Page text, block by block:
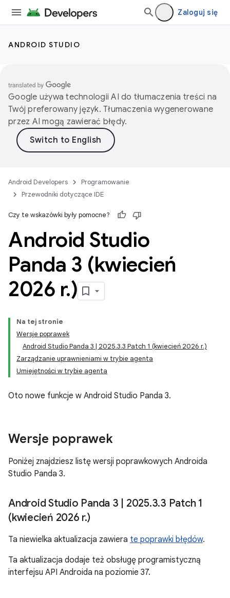
Zaloguj się
ANDROID STUDIO
Google używa technologii AI do tłumaczenia treści na
Twój preferowany język. Tłumaczenia wygenerowane
przez AI mogą zawierać błędy.
Android Developers
Programowanie
Przewodniki dotyczące IDE
Czy te wskazówki były pomocne?
Android Studio
Panda 3 (kwiecień
2026 r.)
Na tej stronie
Wersje poprawek
Android Studio Panda 3 | 2025.3.3 Patch 1 (kwiecień 2026 r.)
Zarządzanie uprawnieniami w trybie agenta
Umiejętności w trybie agenta
Oto nowe funkcje w Android Studio Panda 3.
Wersje poprawek
Poniżej znajdziesz listę wersji poprawkowych Androida
Studio Panda 3.
Android Studio Panda 3 2025.3.3 Patch 1
(kwiecień 2026 r.)
Ta niewielka aktualizacja zawiera te poprawki błędów.
Ta aktualizacja dodaje też obsługę programistyczną
interfejsu API Androida na poziomie 37.